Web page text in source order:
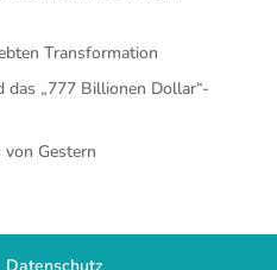
Transformation
das „777 Billionen Dollar“-
Gestern